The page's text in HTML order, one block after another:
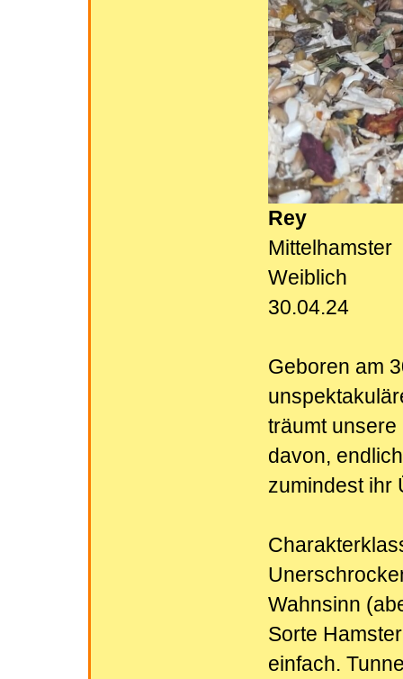
Rey
Mittelhamster
Weiblich
30.04.24
Geboren am
träumt
davon,
zumindest ihr
Wahnsinn
Sorte
einfach.